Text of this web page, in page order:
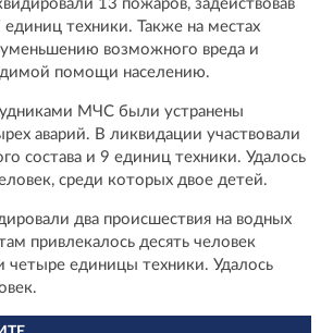
13 пожаров, задействовав
техники. Также на местах
уменьшению возможного вреда и
помощи населению.
МЧС были устранены
аварий. В ликвидации участвовали
состава и 9 единиц техники. Удалось
среди которых двое детей.
два происшествия на водных
привлекалось десять человек
четыре единицы техники. Удалось